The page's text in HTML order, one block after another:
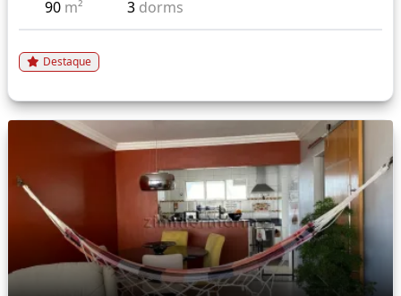
90 m² 3 dorms
Destaque